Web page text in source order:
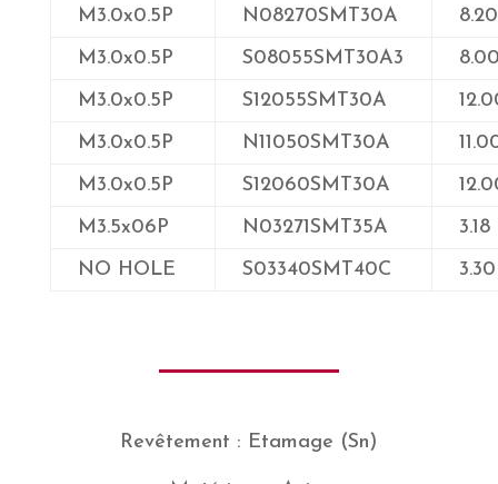
M3.0x0.5P
N08270SMT30A
8.20
M3.0x0.5P
S08055SMT30A3
M3.0x0.5P
S12055SMT30A
M3.0x0.5P
N11050SMT30A
M3.0x0.5P
S12060SMT30A
M3.5x06P
N03271SMT35A
3.18
NO HOLE
S03340SMT40C 3.30
Revêtement : Etamage (Sn)